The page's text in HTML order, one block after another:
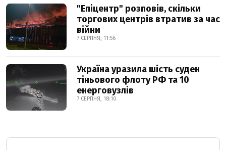
"Епіцентр" розповів, скільки
торгових центрів втратив за час
війни
7 СЕРПНЯ, 11:56
Україна уразила шість суден
тіньового флоту РФ та 10
енерговузлів
7 СЕРПНЯ, 18:10